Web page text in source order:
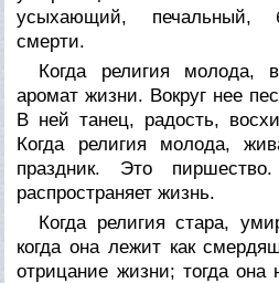
усыхающий, печальный,
смерти.
Когда религия молода,
аромат жизни. Вокруг нее
В ней танец, радость,
Когда религия молода,
праздник. Это
распространяет жизнь.
Когда религия стара,
когда она лежит как
отрицание жизни; тогда она